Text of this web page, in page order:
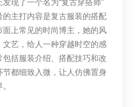
现了一个名为“复古穿搭师”
的主打内容是复古服装的搭配
面上常见的时尚博主，她的风
文艺，给人一种穿越时空的感
包括服装介绍、搭配技巧和改
节都细致入微，让人仿佛置身